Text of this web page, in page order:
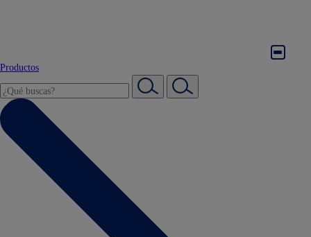
Productos